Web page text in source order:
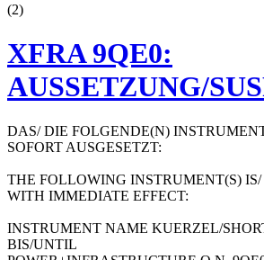
(2)
XFRA 9QE0:
AUSSETZUNG/
DAS/ DIE FOLGENDE(N)
SOFORT AUSGESETZT:
THE FOLLOWING INSTRUMENT(S) IS/
WITH IMMEDIATE EFFECT:
INSTRUMENT NAME KUERZEL/
BIS/UNTIL